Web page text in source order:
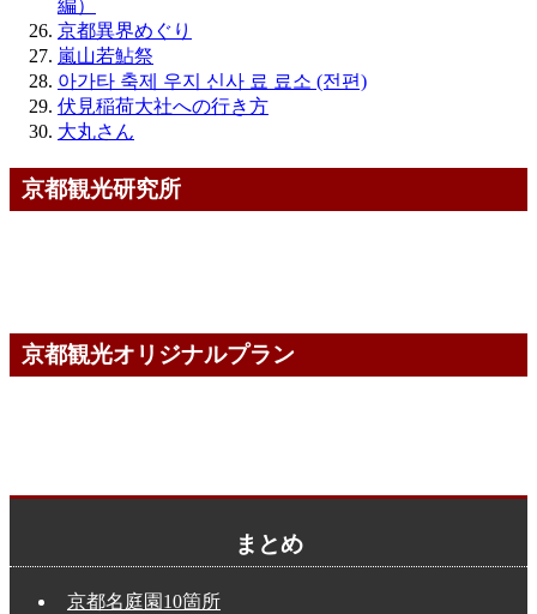
編）
京都異界めぐり
嵐山若鮎祭
아가타 축제 우지 신사 료 료소 (전편)
伏見稲荷大社への行き方
大丸さん
京都観光研究所
京都観光オリジナルプラン
まとめ
京都名庭園10箇所